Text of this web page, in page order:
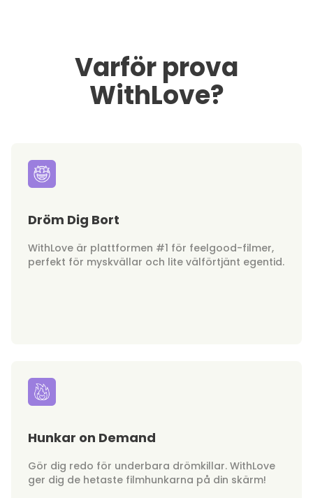
Varför prova
WithLove?
Dröm Dig Bort
WithLove är plattformen #1 för feelgood-filmer,
perfekt för myskvällar och lite välförtjänt egentid.
Hunkar on Demand
Gör dig redo för underbara drömkillar. WithLove
ger dig de hetaste filmhunkarna på din skärm!